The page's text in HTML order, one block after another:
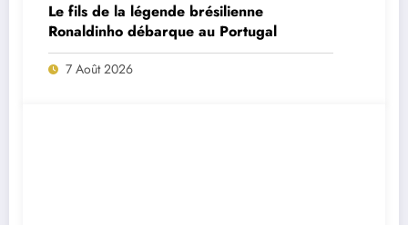
Le fils de la légende brésilienne
Ronaldinho débarque au Portugal
7 Août 2026